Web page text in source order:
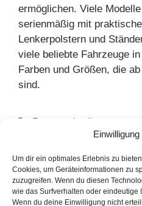
Um dir ein optimales Erlebnis zu
Cookies, um Geräteinformationen zu
zuzugreifen. Wenn du diesen
wie das Surfverhalten oder eindeutige
Wenn du deine Einwilligung nicht
ermöglichen. Viele
serienmäßig mit
Lenkerpolstern und
viele beliebte Fahrzeuge
Farben und Größen, die
sind.
Kategorien
Pressemitteilungen
Innovation,
Seelisberg AG startet
Bridgestone
Bridgestone kündigt